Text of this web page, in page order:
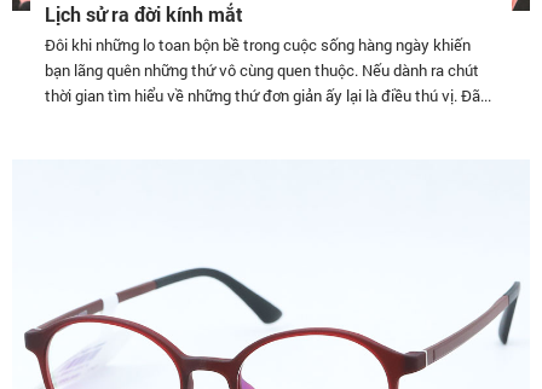
Lịch sử ra đời kính mắt
Đôi khi những lo toan bộn bề trong cuộc sống hàng ngày khiến
bạn lãng quên những thứ vô cùng quen thuộc. Nếu dành ra chút
thời gian tìm hiểu về những thứ đơn giản ấy lại là điều thú vị. Đã...